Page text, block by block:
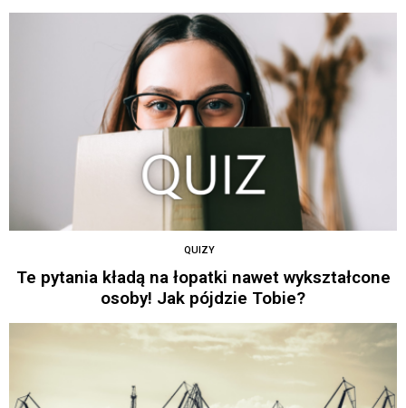
QUIZY
Te pytania kładą na łopatki nawet wykształcone
osoby! Jak pójdzie Tobie?